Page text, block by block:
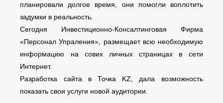
планировали долгое время, они помогли воплотить
задумки в реальность.
Сегодня Инвестиционно-Консалтинговая Фирма
«Персонал Упраления», размещает всю необходимую
информацию на сових личных страницах в сети
Интернет.
Разработка сайта в Точка KZ, дала возможность
показать свои услуги новой аудитории.